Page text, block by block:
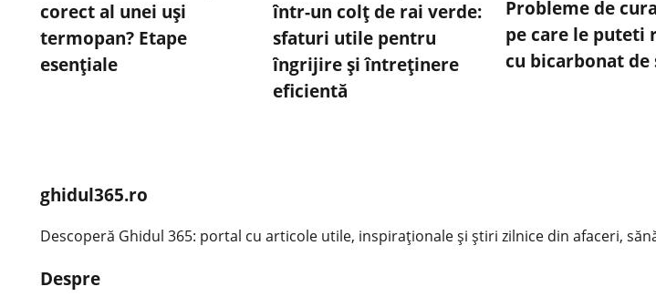
corect al unei uși
termopan? Etape
esențiale
într-un colț de rai verde:
sfaturi utile pentru
îngrijire și întreținere
eficientă
Probleme de
pe care le puteti
cu bicarbonat de
ghidul365.ro
Descoperă Ghidul 365: portal cu articole utile, inspiraționale și știri zilnice din afaceri,
Despre